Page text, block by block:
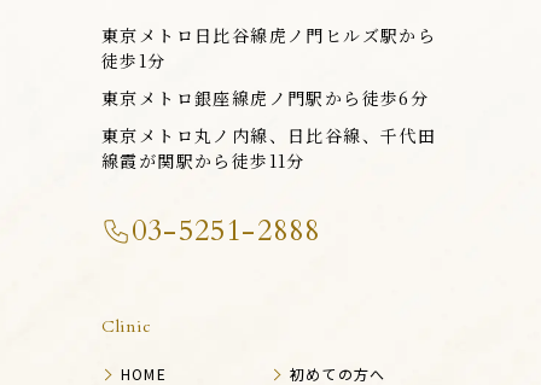
東京メトロ日比谷線虎ノ門ヒルズ駅から
徒歩1分
東京メトロ銀座線虎ノ門駅から徒歩6分
東京メトロ丸ノ内線、日比谷線、千代田
線霞が関駅から徒歩11分
03-5251-2888
Clinic
HOME 初めての方へ